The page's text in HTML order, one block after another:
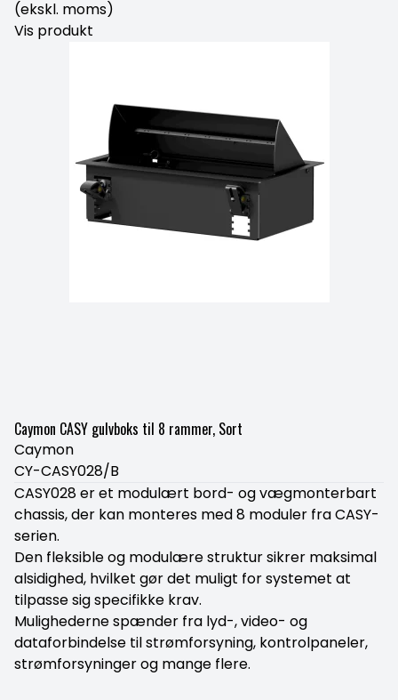
(ekskl. moms)
Vis produkt
Caymon CASY gulvboks til 8 rammer, Sort
Caymon
CY-CASY028/B
CASY028 er et modulært bord- og vægmonterbart
chassis, der kan monteres med 8 moduler fra CASY-
serien.
Den fleksible og modulære struktur sikrer maksimal
alsidighed, hvilket gør det muligt for systemet at
tilpasse sig specifikke krav.
Mulighederne spænder fra lyd-, video- og
dataforbindelse til strømforsyning, kontrolpaneler,
strømforsyninger og mange flere.